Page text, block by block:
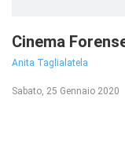
Cinema
Anita Taglialatela
Sabato, 25 Gennaio 2020